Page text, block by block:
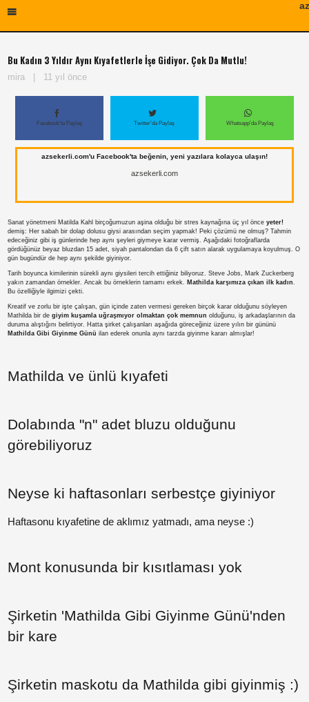
Bu Kadın 3 Yıldır Aynı Kıyafetlerle İşe Gidiyor. Çok Da Mutlu!
mira 11 yıl önce
Facebook'ta Paylaş Twitter'da Paylaş Whatsapp'da Paylaş
azsekerli.com'u Facebook'ta beğenin, yeni yazılara kolayca ulaşın!
azsekerli.com
Sanat yönetmeni Matilda Kahl birçoğumuzun aşina olduğu bir stres kaynağına üç yıl önceyeter!
demiş: Her sabah bir dolap dolusu giysi arasından seçim yapmak! Peki çözümü ne olmuş? Tahmin
edeceğiniz gibi iş günlerinde hep aynı şeyleri giymeye karar vermiş. Aşağıdaki fotoğraflarda
gördüğünüz beyaz bluzdan 15 adet, siyah pantalondan da 6 çift satın alarak uygulamaya koyulmuş. O
gün bugündür de hep aynı şekilde giyiniyor.
Tarih boyunca kimilerinin sürekli aynı giysileri tercih ettiğiniz biliyoruz. Steve Jobs, Mark Zuckerberg
yakın zamandan örnekler. Ancak bu örneklerin tamamı erkek. Mathilda karşımıza çıkan ilk kadın.
Bu özelliğiyle ilgimizi çekti.
Kreatif ve zorlu bir işte çalışan, gün içinde zaten vermesi gereken birçok karar olduğunu söyleyen
Mathilda bir degiyim kuşamla uğraşmıyor olmaktan çok memnun olduğunu, iş arkadaşlarının da
duruma alıştığını belirtiyor. Hatta şirket çalışanları aşağıda göreceğiniz üzere yılın bir gününü
Mathilda Gibi Giyinme Günü ilan ederek onunla aynı tarzda giyinme kararı almışlar!
Mathilda ve ünlü kıyafeti
Paylaş
Dolabında "n" adet bluzu olduğunu
görebiliyoruz
Paylaş
Neyse ki haftasonları serbestçe giyiniyor
Paylaş
Haftasonu kıyafetine de aklımız yatmadı, ama neyse :)
Mont konusunda bir kısıtlaması yok
Paylaş
Şirketin 'Mathilda Gibi Giyinme Günü'nden
bir kare
Şirketin maskotu da Mathilda gibi giyinmiş :)